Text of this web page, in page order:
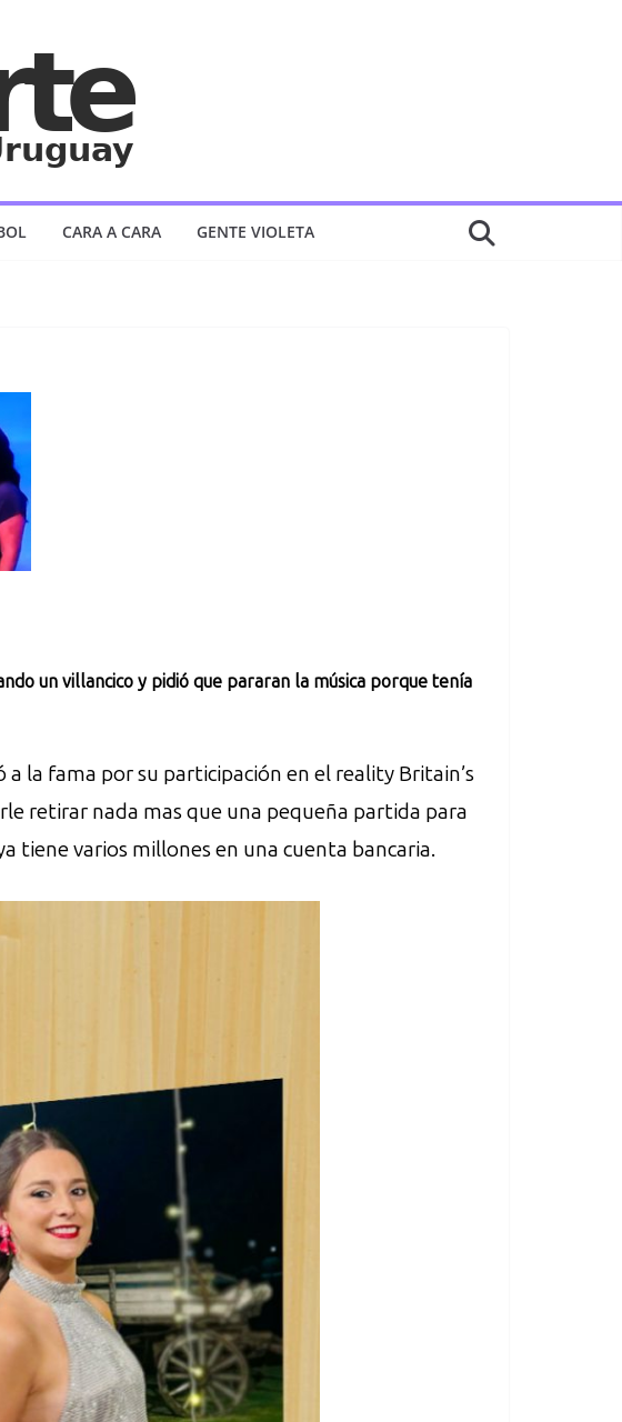
CARA A CARA GENTE VIOLETA
un villancico y pidió que pararan la música porque tenía
la fama por su participación en el reality Britain’s
retirar nada mas que una pequeña partida para
tiene varios millones en una cuenta bancaria.